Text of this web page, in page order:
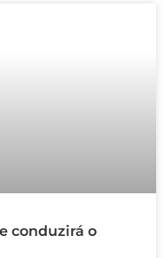
conduzirá o